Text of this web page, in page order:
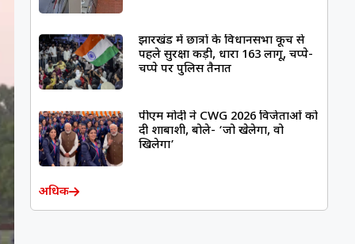
झारखंड में छात्रों के विधानसभा कूच से
पहले सुरक्षा कड़ी, धारा 163 लागू, चप्पे-
चप्पे पर पुलिस तैनात
पीएम मोदी ने CWG 2026 विजेताओं को
दी शाबाशी, बोले- ‘जो खेलेगा, वो
खिलेगा’
अधिक